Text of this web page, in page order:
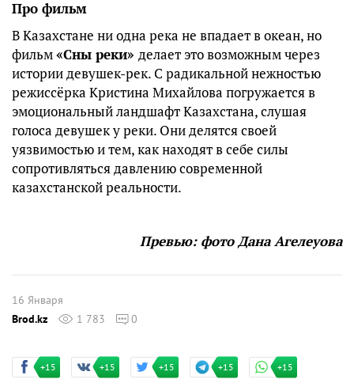
Про фильм
В Казахстане ни одна река не впадает в океан, но
фильм«Сны реки» делает это возможным через
истории девушек-рек. С радикальной нежностью
режиссёрка Кристина Михайлова погружается в
эмоциональный ландшафт Казахстана, слушая
голоса девушек у реки. Они делятся своей
уязвимостью и тем, как находят в себе силы
сопротивляться давлению современной
казахстанской реальности.
Превью: фото Дана Агелеуова
16 Января
Brod.kz
1 783 0
+15 +15 +15 +15 +15